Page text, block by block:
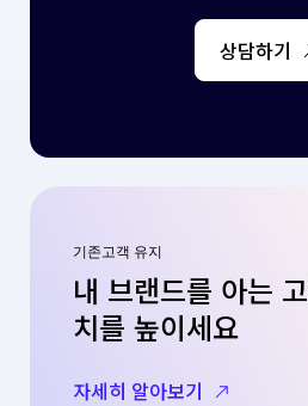
상담하기
기존고객 유지
내 브랜드를 아는
치를 높이세요
자세히 알아보기